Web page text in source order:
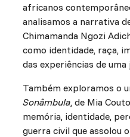
africanos
analisamos a narrativa
Chimamanda Ngozi
como identidade, raça,
das experiências de
Também exploramos o
Sonâmbula, de Mia
memória, identidade,
guerra civil que assolou